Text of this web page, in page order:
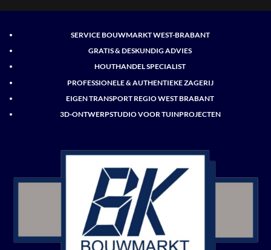
SERVICE BOUWMARKT WEST-BRABANT
GRATIS & DESKUNDIG ADVIES
HOUTHANDEL SPECIALIST
PROFESSIONELE & AUTHENTIEKE ZAGERIJ
EIGEN TRANSPORT REGIO WEST BRABANT
3D-ONTWERPSTUDIO VOOR TUINPROJECTEN